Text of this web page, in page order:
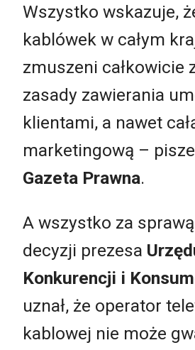
Wszystko wskazuje,
kablówek w całym
zmuszeni całkowicie
zasady zawierania
klientami, a nawet
marketingową – pisze
Gazeta Prawna.
A wszystko za
decyzji prezesa
Konkurencji i
uznał, że operator
kablowej nie może